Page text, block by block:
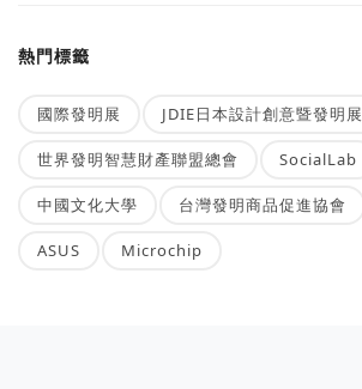
熱門標籤
國際發明展 JDIE日本設計創意暨發明展
世界發明智慧財產聯盟總會 SocialLab
中國文化大學 台灣發明商品促進協會
ASUS Microchip